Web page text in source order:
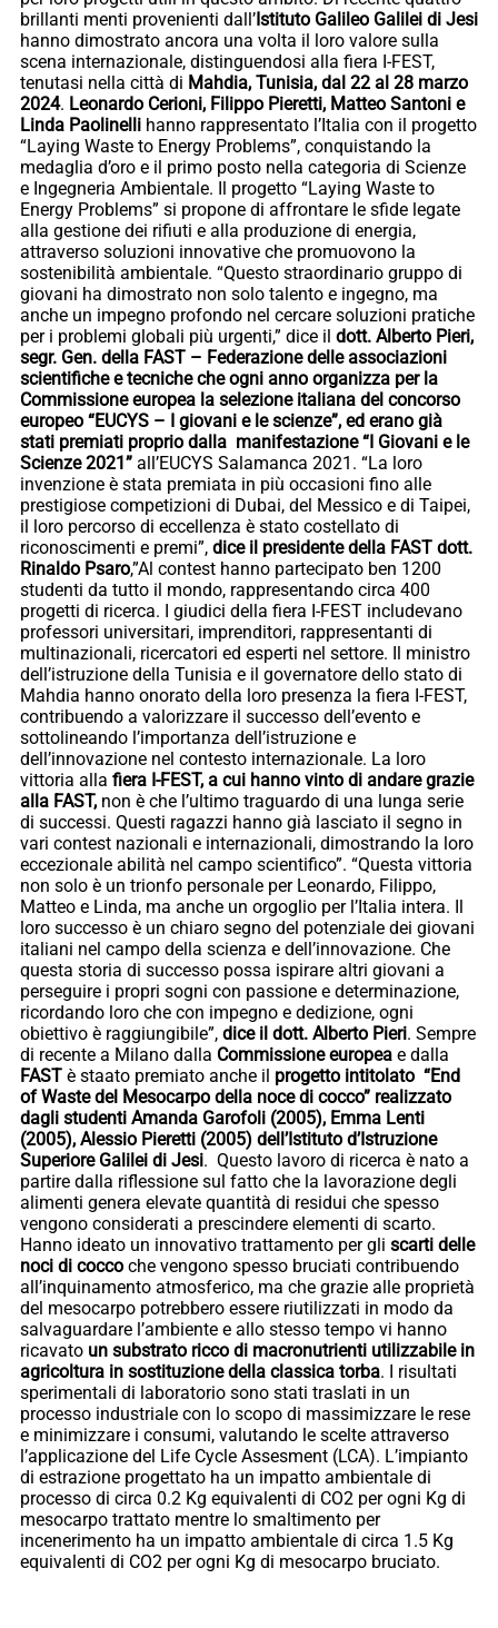
brillanti menti provenienti dall’ Istituto Galileo Galilei di Jesi
hanno dimostrato ancora una volta il loro valore sulla
scena internazionale, distinguendosi alla fiera I-FEST,
tenutasi nella città di Mahdia, Tunisia, dal 22 al 28 marzo
2024. Leonardo Cerioni, Filippo Pieretti, Matteo Santoni e
Linda Paolinelli hanno rappresentato l’Italia con il progetto
“Laying Waste to Energy Problems”, conquistando la
medaglia d’oro e il primo posto nella categoria di Scienze
e Ingegneria Ambientale. Il progetto “Laying Waste to
Energy Problems” si propone di affrontare le sfide legate
alla gestione dei rifiuti e alla produzione di energia,
attraverso soluzioni innovative che promuovono la
sostenibilità ambientale. “Questo straordinario gruppo di
giovani ha dimostrato non solo talento e ingegno, ma
anche un impegno profondo nel cercare soluzioni pratiche
per i problemi globali più urgenti,” dice il dott. Alberto Pieri,
segr. Gen. della FAST – Federazione delle associazioni
scientifiche e tecniche che ogni anno organizza per la
Commissione europea la selezione italiana del concorso
europeo “EUCYS – I giovani e le scienze”, ed erano già
stati premiati proprio dalla manifestazione “I Giovani e le
Scienze 2021” all’EUCYS Salamanca 2021. “La loro
invenzione è stata premiata in più occasioni fino alle
prestigiose competizioni di Dubai, del Messico e di Taipei,
il loro percorso di eccellenza è stato costellato di
riconoscimenti e premi”, dice il presidente della FAST dott.
Rinaldo Psaro,”Al contest hanno partecipato ben 1200
studenti da tutto il mondo, rappresentando circa 400
progetti di ricerca. I giudici della fiera I-FEST includevano
professori universitari, imprenditori, rappresentanti di
multinazionali, ricercatori ed esperti nel settore. Il ministro
dell’istruzione della Tunisia e il governatore dello stato di
Mahdia hanno onorato della loro presenza la fiera I-FEST,
contribuendo a valorizzare il successo dell’evento e
sottolineando l’importanza dell’istruzione e
dell’innovazione nel contesto internazionale. La loro
vittoria alla fiera I-FEST, a cui hanno vinto di andare grazie
alla FAST, non è che l’ultimo traguardo di una lunga serie
di successi. Questi ragazzi hanno già lasciato il segno in
vari contest nazionali e internazionali, dimostrando la loro
eccezionale abilità nel campo scientifico”. “Questa vittoria
non solo è un trionfo personale per Leonardo, Filippo,
Matteo e Linda, ma anche un orgoglio per l’Italia intera. Il
loro successo è un chiaro segno del potenziale dei giovani
italiani nel campo della scienza e dell’innovazione. Che
questa storia di successo possa ispirare altri giovani a
perseguire i propri sogni con passione e determinazione,
ricordando loro che con impegno e dedizione, ogni
obiettivo è raggiungibile”, dice il dott. Alberto Pieri. Sempre
di recente a Milano dalla Commissione europea e dalla
FAST è staato premiato anche il progetto intitolato “End
of Waste del Mesocarpo della noce di cocco” realizzato
dagli studenti Amanda Garofoli (2005), Emma Lenti
(2005), Alessio Pieretti (2005) dell’Istituto d’Istruzione
Superiore Galilei di Jesi. Questo lavoro di ricerca è nato a
partire dalla riflessione sul fatto che la lavorazione degli
alimenti genera elevate quantità di residui che spesso
vengono considerati a prescindere elementi di scarto.
Hanno ideato un innovativo trattamento per gli scarti delle
noci di cocco che vengono spesso bruciati contribuendo
all’inquinamento atmosferico, ma che grazie alle proprietà
del mesocarpo potrebbero essere riutilizzati in modo da
salvaguardare l’ambiente e allo stesso tempo vi hanno
ricavato un substrato ricco di macronutrienti utilizzabile in
agricoltura in sostituzione della classica torba. I risultati
sperimentali di laboratorio sono stati traslati in un
processo industriale con lo scopo di massimizzare le rese
e minimizzare i consumi, valutando le scelte attraverso
l’applicazione del Life Cycle Assesment (LCA). L’impianto
di estrazione progettato ha un impatto ambientale di
processo di circa 0.2 Kg equivalenti di CO2 per ogni Kg di
mesocarpo trattato mentre lo smaltimento per
incenerimento ha un impatto ambientale di circa 1.5 Kg
equivalenti di CO2 per ogni Kg di mesocarpo bruciato.